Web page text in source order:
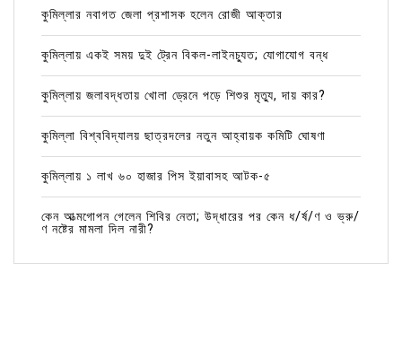
কুমিল্লার নবাগত জেলা প্রশাসক হলেন রোজী আক্তার
কুমিল্লায় একই সময় দুই ট্রেন বিকল-লাইনচ্যুত; যোগাযোগ বন্ধ
কুমিল্লায় জলাবদ্ধতায় খোলা ড্রেনে পড়ে শিশুর মৃত্যু, দায় কার?
কুমিল্লা বিশ্ববিদ্যালয় ছাত্রদলের নতুন আহ্বায়ক কমিটি ঘোষণা
কুমিল্লায় ১ লাখ ৬০ হাজার পিস ইয়াবাসহ আটক-৫
কেন আত্মগোপন গেলেন শিবির নেতা; উদ্ধারের পর কেন ধ/র্ষ/ণ ও ভ্রু/
ণ নষ্টের মামলা দিল নারী?